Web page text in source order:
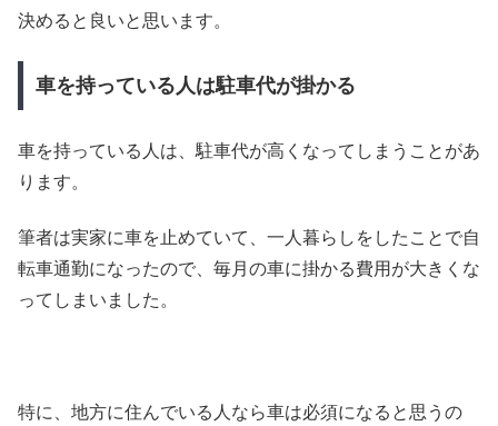
決めると良いと思います。
車を持っている人は駐車代が掛かる
車を持っている人は、駐車代が高くなってしまうことがあ
ります。
筆者は実家に車を止めていて、一人暮らしをしたことで自
転車通勤になったので、毎月の車に掛かる費用が大きくな
ってしまいました。
特に、地方に住んでいる人なら車は必須になると思うの